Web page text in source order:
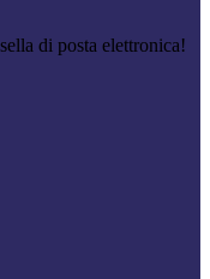
di posta elettronica!